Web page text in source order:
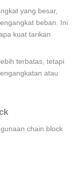
yang besar,
beban. Ini
kuat tarikan
terbatas, tetapi
atau
chain block